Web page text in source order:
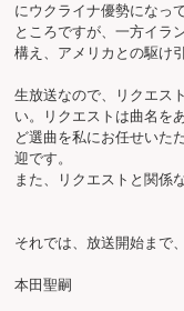
にウクライナ優勢になっ
ところですが、一方イラ
構え、アメリカとの駆け
生放送なので、リクエ
い。リクエストは曲名を
ど選曲を私にお任せいた
迎です。
また、リクエストと関係
それでは、放送開始まで
本田聖嗣